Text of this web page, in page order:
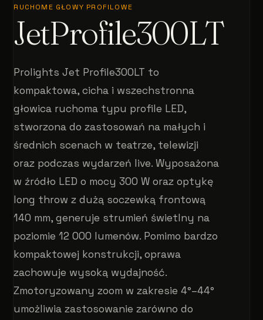
RUCHOME GŁOWY PROFILOWE
JetProfile300LT
Prolights Jet Profile300LT to
kompaktowa, cicha i wszechstronna
głowica ruchoma typu profile LED,
stworzona do zastosowań na małych i
średnich scenach w teatrze, telewizji
oraz podczas wydarzeń live. Wyposażona
w źródło LED o mocy 300 W oraz optykę
long throw z dużą soczewką frontową
140 mm, generuje strumień świetlny na
poziomie 12 000 lumenów. Pomimo bardzo
kompaktowej konstrukcji, oprawa
zachowuje wysoką wydajność.
Zmotoryzowany zoom w zakresie 4°–44°
umożliwia zastosowanie zarówno do